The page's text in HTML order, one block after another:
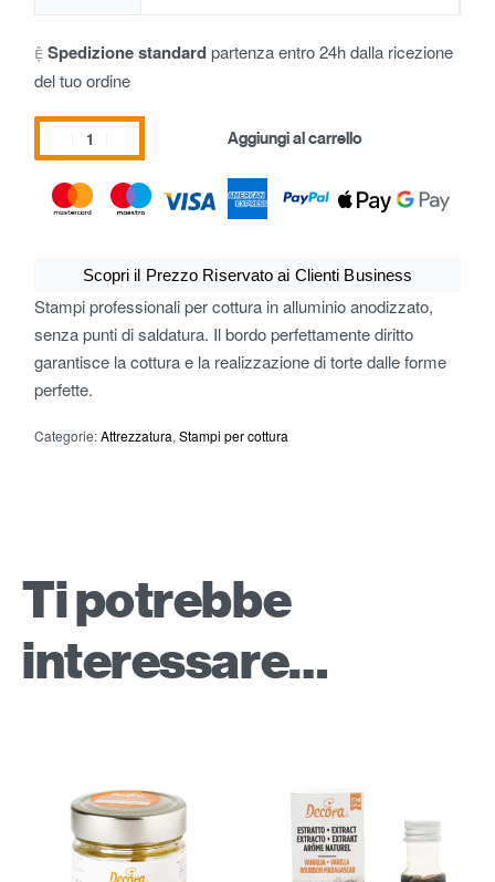
Spedizione standardpartenza entro 24h dalla ricezione
del tuo ordine
Aggiungi al carrello
Scopri il Prezzo Riservato ai Clienti Business
Stampi professionali per cottura in alluminio anodizzato,
senza punti di saldatura. Il bordo perfettamente diritto
garantisce la cottura e la realizzazione di torte dalle forme
perfette.
Categorie:Attrezzatura,Stampi per cottura
Ti potrebbe
interessare…